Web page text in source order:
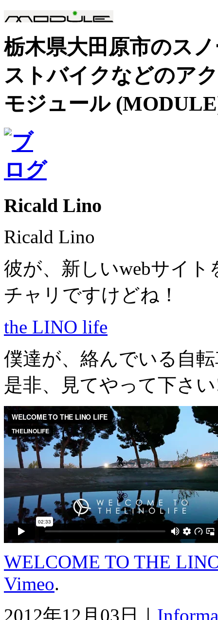
栃木県大田原市のス
ストバイクなどのア
モジュール
Ricald Lino
Ricald Lino
彼が、新しいwebサイ
チャリですけどね！
the LINO life
僕達が、絡んでいる自
是非、見てやって下さ
WELCOME TO THE
Vimeo.
2012年12月03日｜